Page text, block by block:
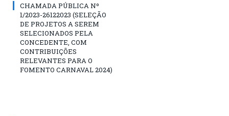
CHAMADA PÚBLICA Nº
1/2023-26122023 (SELEÇÃO
DE PROJETOS A SEREM
SELECIONADOS PELA
CONCEDENTE, COM
CONTRIBUIÇÕES
RELEVANTES PARA O
FOMENTO CARNAVAL 2024)